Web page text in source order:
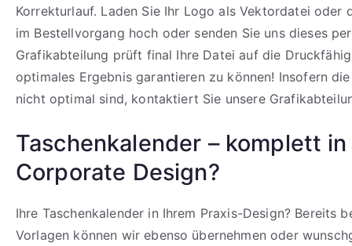
Korrekturlauf. Laden Sie Ihr Logo als Vektordatei oder
im Bestellvorgang hoch oder senden Sie uns dieses
Grafikabteilung prüft final Ihre Datei auf die
optimales Ergebnis garantieren zu können! Insofern
nicht optimal sind, kontaktiert Sie unsere
Taschenkalender – komplett
Corporate Design?
Ihre Taschenkalender in Ihrem Praxis-Design? Bereits
Vorlagen können wir ebenso übernehmen oder